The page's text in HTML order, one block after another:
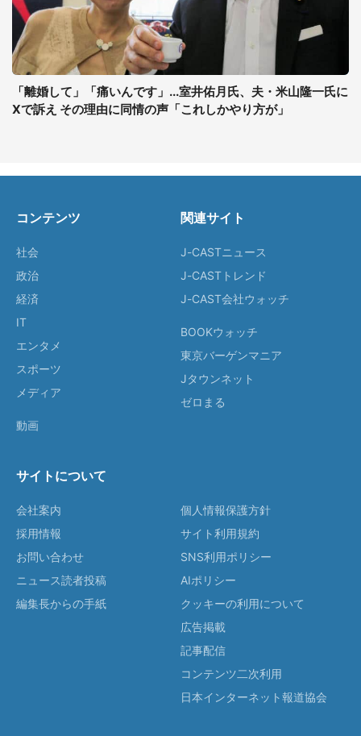
「離婚して」「痛いんです」...室井佑月氏、夫・米山隆一氏に
Xで訴え その理由に同情の声「これしかやり方が」
コンテンツ
社会
政治
経済
IT
エンタメ
スポーツ
メディア
動画
関連サイト
J-CASTニュース
J-CASTトレンド
J-CAST会社ウォッチ
BOOKウォッチ
東京バーゲンマニア
Jタウンネット
ゼロまる
サイトについて
会社案内
採用情報
お問い合わせ
ニュース読者投稿
編集長からの手紙
個人情報保護方針
サイト利用規約
SNS利用ポリシー
AIポリシー
クッキーの利用について
広告掲載
記事配信
コンテンツ二次利用
日本インターネット報道協会